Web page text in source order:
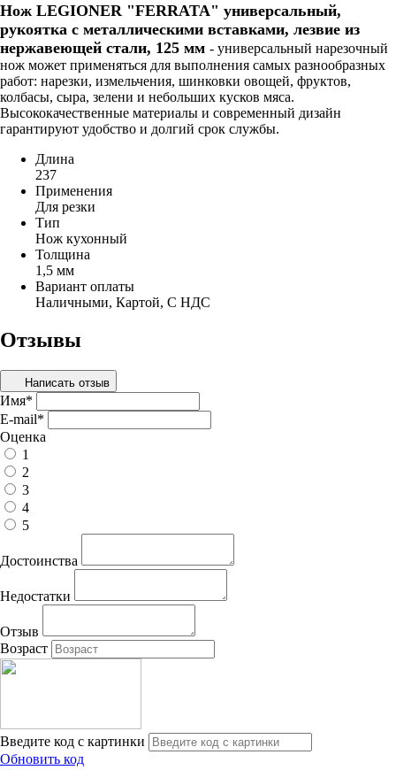
Нож LEGIONER "FERRATA" универсальный,
рукоятка с металлическими вставками, лезвие из
нержавеющей стали, 125 мм - универсальный нарезочный
нож может применяться для выполнения самых разнообразных
работ: нарезки, измельчения, шинковки овощей, фруктов,
колбасы, сыра, зелени и небольших кусков мяса.
Высококачественные материалы и современный дизайн
гарантируют удобство и долгий срок службы.
Длина
237
Применения
Для резки
Тип
Нож кухонный
Толщина
1,5 мм
Вариант оплаты
Наличными, Картой, С НДС
Отзывы
Написать отзыв
Имя*
E-mail*
Оценка
1
2
3
4
5
Достоинства
Недостатки
Отзыв
Возраст
Введите код с картинки
Обновить код